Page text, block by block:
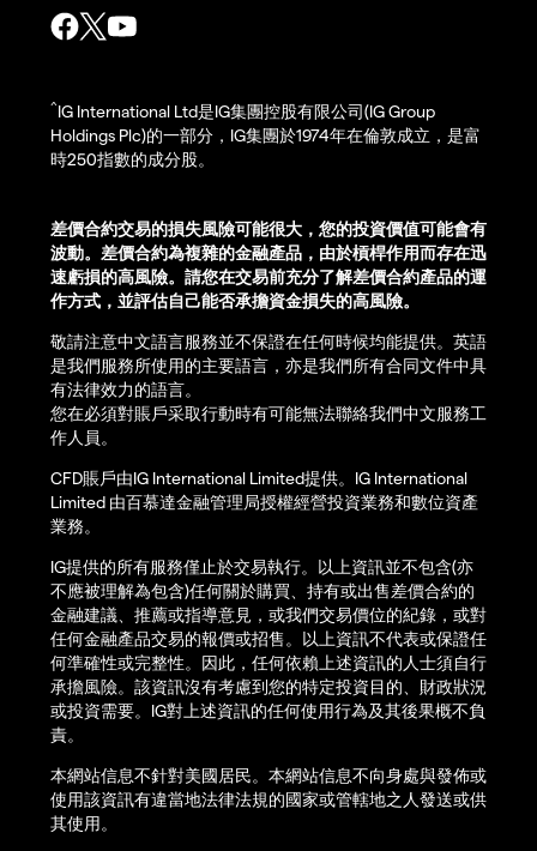
^IG International Ltd是IG集團控股有限公司(IG Group
Holdings Plc)的一部分，IG集團於1974年在倫敦成立，是富
時250指數的成分股。
差價合約交易的損失風險可能很大，您的投資價值可能會有
波動。差價合約為複雜的金融產品，由於槓桿作用而存在迅
速虧損的高風險。請您在交易前充分了解差價合約產品的運
作方式，並評估自己能否承擔資金損失的高風險。
敬請注意中文語言服務並不保證在任何時候均能提供。英語
是我們服務所使用的主要語言，亦是我們所有合同文件中具
有法律效力的語言。
您在必須對賬戶采取行動時有可能無法聯絡我們中文服務工
作人員。
CFD賬戶由IG International Limited提供。IG International
Limited 由百慕達金融管理局授權經營投資業務和數位資產
業務。
IG提供的所有服務僅止於交易執行。以上資訊並不包含(亦
不應被理解為包含)任何關於購買、持有或出售差價合約的
金融建議、推薦或指導意見，或我們交易價位的紀錄，或對
任何金融產品交易的報價或招售。以上資訊不代表或保證任
何準確性或完整性。因此，任何依賴上述資訊的人士須自行
承擔風險。該資訊沒有考慮到您的特定投資目的、財政狀況
或投資需要。IG對上述資訊的任何使用行為及其後果概不負
責。
本網站信息不針對美國居民。本網站信息不向身處與發佈或
使用該資訊有違當地法律法規的國家或管轄地之人發送或供
其使用。